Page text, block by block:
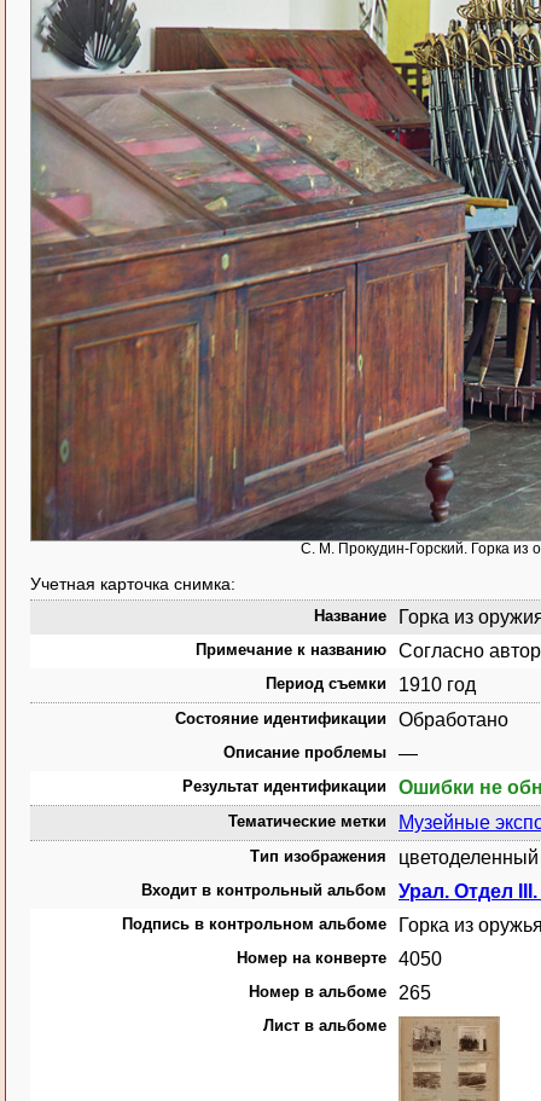
С. М. Прокудин-Горский. Горка из
Учетная карточка снимка:
Название Горка из
Примечание к названию Согласно
Период съемки 1910 год
Состояние идентификации Обработано
Описание проблемы —
Результат идентификации Ошибки не
Тематические метки Музейные
Тип изображения
Входит в контрольный альбом Урал. Отдел
Подпись в контрольном альбоме Горка из
Номер на конверте 4050
Номер в альбоме 265
Лист в альбоме